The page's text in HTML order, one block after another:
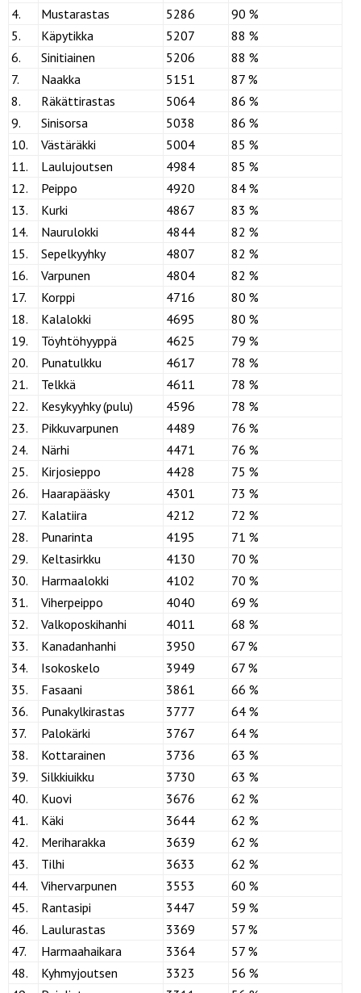
4.
Mustarastas 5286
90 %
5.
Käpytikka 5207
88 %
6.
Sinitiainen 5206
88 %
7.
Naakka 5151
87 %
8.
Räkättirastas 5064
86 %
9.
Sinisorsa 5038
86 %
10.
Västäräkki 5004
85 %
11.
Laulujoutsen 4984
85 %
12.
Peippo 4920
84 %
13.
Kurki 4867
83 %
14.
Naurulokki 4844
82 %
15.
Sepelkyyhky 4807
82 %
16.
Varpunen 4804
82 %
17.
Korppi 4716
80 %
18.
Kalalokki 4695
80 %
19.
Töyhtöhyyppä 4625
79 %
20.
Punatulkku 4617
78 %
21.
Telkkä 4611
78 %
22.
Kesykyyhky (pulu) 4596
78 %
23.
Pikkuvarpunen 4489
76 %
24.
Närhi 4471
76 %
25.
Kirjosieppo 4428
75 %
26.
Haarapääsky 4301
73 %
27.
Kalatiira 4212
72 %
28.
Punarinta 4195
71 %
29.
Keltasirkku 4130
70 %
30.
Harmaalokki 4102
70 %
31.
Viherpeippo 4040
69 %
32.
Valkoposkihanhi 4011
68 %
33.
Kanadanhanhi 3950
67 %
34.
Isokoskelo 3949
67 %
35.
Fasaani 3861
66 %
36.
Punakylkirastas 3777
64 %
37.
Palokärki 3767
64 %
38.
Kottarainen 3736
63 %
39.
Silkkiuikku 3730
63 %
40.
Kuovi 3676
62 %
41.
Käki 3644
62 %
42.
Meriharakka 3639
62 %
43.
Tilhi 3633
62 %
44.
Vihervarpunen 3553
60 %
45.
Rantasipi 3447
59 %
46.
Laulurastas 3369
57 %
47.
Harmaahaikara 3364
57 %
48.
Kyhmyjoutsen 3323
56 %